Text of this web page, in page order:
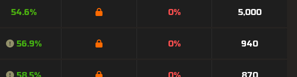
54.6% 0% 5,000
56.9% 0% 940